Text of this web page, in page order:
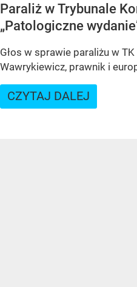
Paraliż w Trybunale
„Patologiczne
Głos w sprawie paraliżu w TK
Wawrykiewicz, prawnik i
CZYTAJ DALEJ